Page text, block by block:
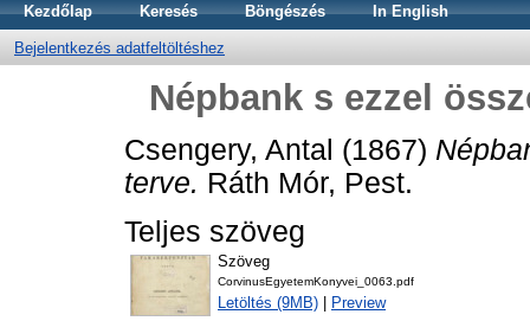
Kezdőlap Keresés Böngészés In English
Bejelentkezés adatfeltöltéshez
Népbank s ezzel
Csengery, Antal (1867)
terve. Ráth Mór, Pest.
Teljes szöveg
Szöveg
CorvinusEgyetemKonyvei_0063.pdf
Letöltés (9MB) Preview